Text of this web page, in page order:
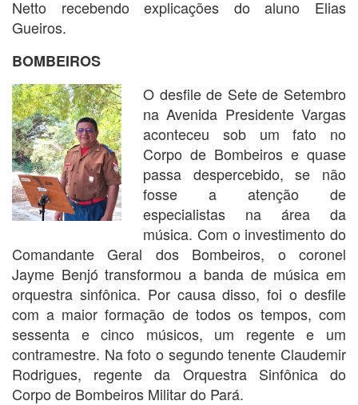
Netto recebendo explicações do aluno Elias
Gueiros.
BOMBEIROS
O desfile de Sete de Setembro
na Avenida Presidente Vargas
aconteceu sob um fato no
Corpo de Bombeiros e quase
passa despercebido, se não
fosse a atenção de
especialistas na área da
música. Com o investimento do
Comandante Geral dos Bombeiros, o coronel
Jayme Benjó transformou a banda de música em
orquestra sinfônica. Por causa disso, foi o desfile
com a maior formação de todos os tempos, com
sessenta e cinco músicos, um regente e um
contramestre. Na foto o segundo tenente Claudemir
Rodrigues, regente da Orquestra Sinfônica do
Corpo de Bombeiros Militar do Pará.